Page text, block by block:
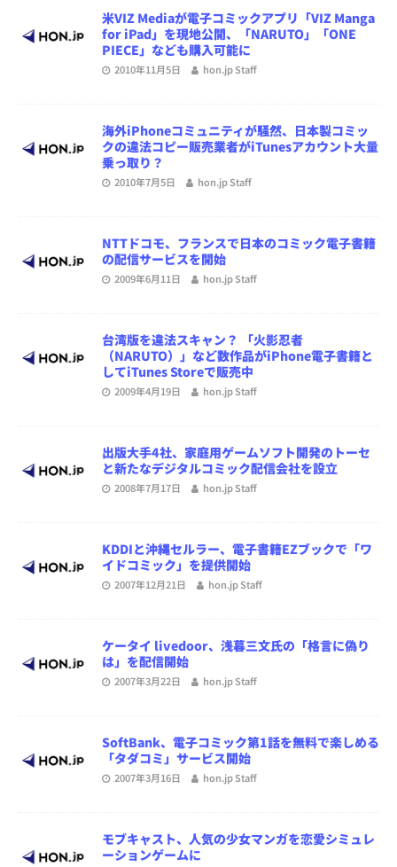
米VIZ Mediaが電子コミックアプリ「VIZ Manga
for iPad」を現地公開、「NARUTO」「ONE
PIECE」なども購入可能に
2010年11月5日 hon.jp Staff
海外iPhoneコミュニティが騒然、日本製コミッ
クの違法コピー販売業者がiTunesアカウント大量
乗っ取り？
2010年7月5日 hon.jp Staff
NTTドコモ、フランスで日本のコミック電子書籍
の配信サービスを開始
2009年6月11日 hon.jp Staff
台湾版を違法スキャン？ 「火影忍者
（NARUTO）」など数作品がiPhone電子書籍と
してiTunes Storeで販売中
2009年4月19日 hon.jp Staff
出版大手4社、家庭用ゲームソフト開発のトーセ
と新たなデジタルコミック配信会社を設立
2008年7月17日 hon.jp Staff
KDDIと沖縄セルラー、電子書籍EZブックで「ワ
イドコミック」を提供開始
2007年12月21日 hon.jp Staff
ケータイ livedoor、浅暮三文氏の「格言に偽り
は」を配信開始
2007年3月22日 hon.jp Staff
SoftBank、電子コミック第1話を無料で楽しめる
「タダコミ」サービス開始
2007年3月16日 hon.jp Staff
モブキャスト、人気の少女マンガを恋愛シミュレ
ーションゲームに